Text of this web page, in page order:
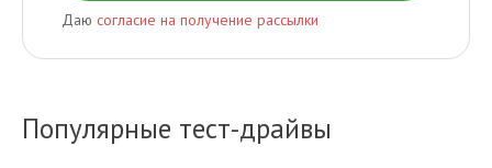
Даю согласие на получение рассылки
Популярные тест-драйвы